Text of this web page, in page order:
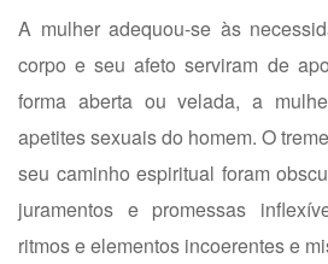
A mulher adequou-se às
corpo e seu afeto serviram de
forma aberta ou velada, a
apetites sexuais do homem. O
seu caminho espiritual foram
juramentos e promessas
ritmos e elementos incoerentes e